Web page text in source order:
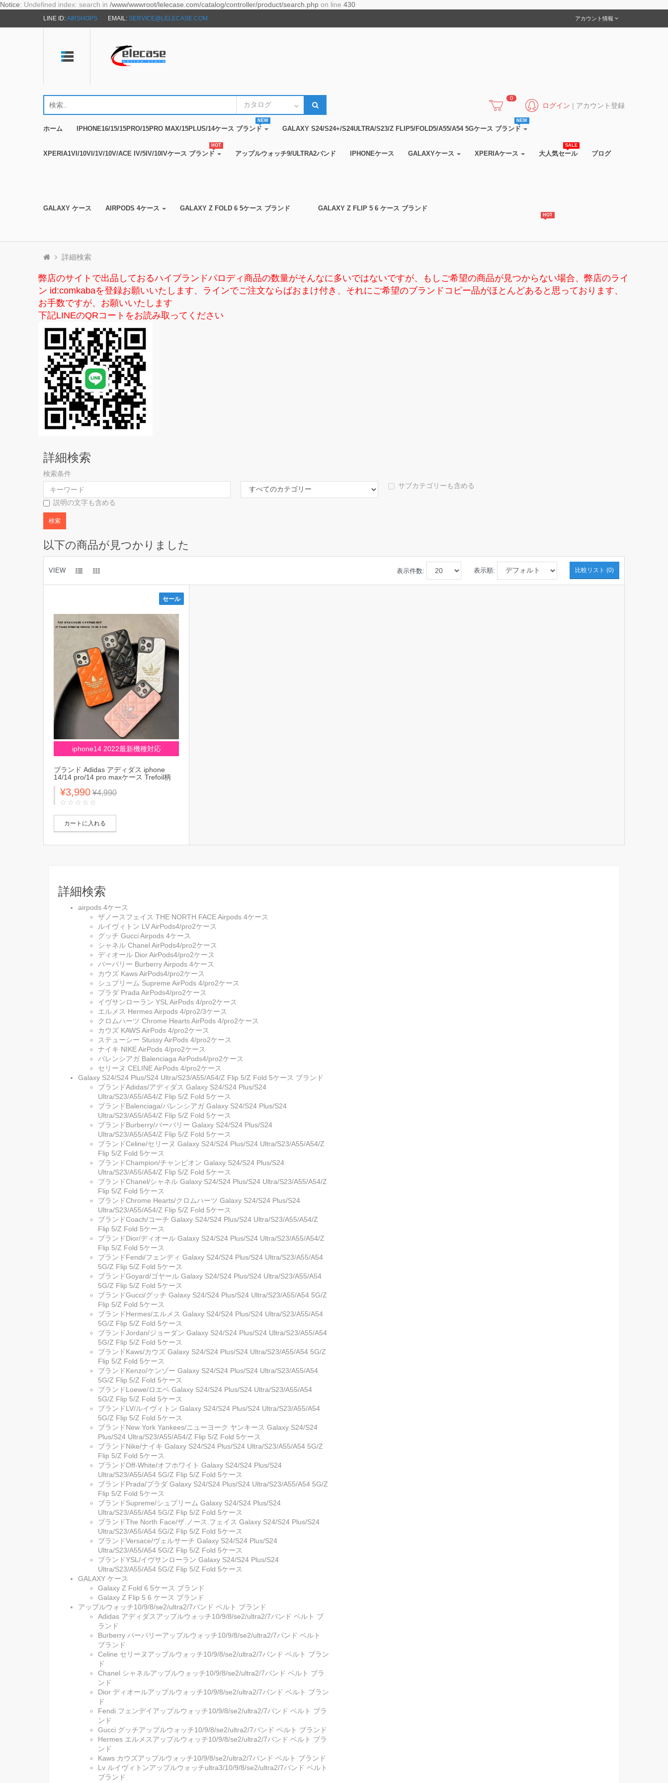
Notice: Undefined index: search in /www/wwwroot/lelecase.com/catalog/controller/product/search.php on line 430
LINE ID:AIRSHOPS EMAIL: SERVICE@LELECASE.COM アカウント情報
ログイン | アカウント登録
0
ホーム
NEW
IPHONE16/15/15PRO/15PRO MAX/15PLUS/14ケース ブランド
NEW
GALAXY S24/S24+/S24ULTRA/S23/Z FLIP5/FOLD5/A55/A54 5Gケース ブランド
HOT
XPERIA1VI/10VI/1V/10V/ACE IV/5IV/10IVケース ブランド アップルウォッチ9/ULTRA2バンド IPHONEケース GALAXYケース XPERIAケース
SALE
大人気セール ブログ
GALAXY ケース AIRPODS 4ケース GALAXY Z FOLD 6 5ケース ブランド GALAXY Z FLIP 5 6 ケース ブランド
HOT
詳細検索
弊店のサイトで出品しておるハイブランドパロディ商品の数量がそんなに多いではないですが、もしご希望の商品が見つからない場合、弊店のライ
ン id:comkabaを登録お願いいたします、ラインでご注文ならばおまけ付き、それにご希望のブランドコピー品がほとんどあると思っております、
お手数ですが、お願いいたします
下記LINEのQRコートをお読み取ってください
詳細検索
検索条件
サブカテゴリーも含める
説明の文字も含める
以下の商品が見つかりました
VIEW 比較リスト (0)
表示順:
表示件数:
セール
iphone14 2022最新機種対応
ブランド Adidas アディダス iphone
14/14 pro/14 pro maxケース Trefoil柄
レザー トレフォイル モノグラム ソフト
ジャケット型 アイフォン14/13/12カバ
ー 大人気 メンズ レディース
¥3,990 ¥4,990
カートに入れる
詳細検索
airpods 4ケース
ザノースフェイス THE NORTH FACE Airpods 4ケース
ルイヴィトン LV AirPods4/pro2ケース
グッチ Gucci Airpods 4ケース
シャネル Chanel AirPods4/pro2ケース
ディオール Dior AirPods4/pro2ケース
バーバリー Burberry Airpods 4ケース
カウズ Kaws AirPods4/pro2ケース
シュプリーム Supreme AirPods 4/pro2ケース
プラダ Prada AirPods4/pro2ケース
イヴサンローラン YSL AirPods 4/pro2ケース
エルメス Hermes Airpods 4/pro2/3ケース
クロムハーツ Chrome Hearts AirPods 4/pro2ケース
カウズ KAWS AirPods 4/pro2ケース
ステューシー Stussy AirPods 4/pro2ケース
ナイキ NIKE AirPods 4/pro2ケース
バレンシアガ Balenciaga AirPods4/pro2ケース
セリーヌ CELINE AirPods 4/pro2ケース
Galaxy S24/S24 Plus/S24 Ultra/S23/A55/A54/Z Flip 5/Z Fold 5ケース ブランド
ブランドAdidas/アディダス Galaxy S24/S24 Plus/S24
Ultra/S23/A55/A54/Z Flip 5/Z Fold 5ケース
ブランドBalenciaga/バレンシアガ Galaxy S24/S24 Plus/S24
Ultra/S23/A55/A54/Z Flip 5/Z Fold 5ケース
ブランドBurberry/バーバリー Galaxy S24/S24 Plus/S24
Ultra/S23/A55/A54/Z Flip 5/Z Fold 5ケース
ブランドCeline/セリーヌ Galaxy S24/S24 Plus/S24 Ultra/S23/A55/A54/Z
Flip 5/Z Fold 5ケース
ブランドChampion/チャンピオン Galaxy S24/S24 Plus/S24
Ultra/S23/A55/A54/Z Flip 5/Z Fold 5ケース
ブランドChanel/シャネル Galaxy S24/S24 Plus/S24 Ultra/S23/A55/A54/Z
Flip 5/Z Fold 5ケース
ブランドChrome Hearts/クロムハーツ Galaxy S24/S24 Plus/S24
Ultra/S23/A55/A54/Z Flip 5/Z Fold 5ケース
ブランドCoach/コーチ Galaxy S24/S24 Plus/S24 Ultra/S23/A55/A54/Z
Flip 5/Z Fold 5ケース
ブランドDior/ディオール Galaxy S24/S24 Plus/S24 Ultra/S23/A55/A54/Z
Flip 5/Z Fold 5ケース
ブランドFendi/フェンディ Galaxy S24/S24 Plus/S24 Ultra/S23/A55/A54
5G/Z Flip 5/Z Fold 5ケース
ブランドGoyard/ゴヤール Galaxy S24/S24 Plus/S24 Ultra/S23/A55/A54
5G/Z Flip 5/Z Fold 5ケース
ブランドGucci/グッチ Galaxy S24/S24 Plus/S24 Ultra/S23/A55/A54 5G/Z
Flip 5/Z Fold 5ケース
ブランドHermes/エルメス Galaxy S24/S24 Plus/S24 Ultra/S23/A55/A54
5G/Z Flip 5/Z Fold 5ケース
ブランドJordan/ジョーダン Galaxy S24/S24 Plus/S24 Ultra/S23/A55/A54
5G/Z Flip 5/Z Fold 5ケース
ブランドKaws/カウズ Galaxy S24/S24 Plus/S24 Ultra/S23/A55/A54 5G/Z
Flip 5/Z Fold 5ケース
ブランドKenzo/ケンゾー Galaxy S24/S24 Plus/S24 Ultra/S23/A55/A54
5G/Z Flip 5/Z Fold 5ケース
ブランドLoewe/ロエベ Galaxy S24/S24 Plus/S24 Ultra/S23/A55/A54
5G/Z Flip 5/Z Fold 5ケース
ブランドLV/ルイヴィトン Galaxy S24/S24 Plus/S24 Ultra/S23/A55/A54
5G/Z Flip 5/Z Fold 5ケース
ブランドNew York Yankees/ニューヨーク ヤンキース Galaxy S24/S24
Plus/S24 Ultra/S23/A55/A54/Z Flip 5/Z Fold 5ケース
ブランドNike/ナイキ Galaxy S24/S24 Plus/S24 Ultra/S23/A55/A54 5G/Z
Flip 5/Z Fold 5ケース
ブランドOff-White/オフホワイト Galaxy S24/S24 Plus/S24
Ultra/S23/A55/A54 5G/Z Flip 5/Z Fold 5ケース
ブランドPrada/プラダ Galaxy S24/S24 Plus/S24 Ultra/S23/A55/A54 5G/Z
Flip 5/Z Fold 5ケース
ブランドSupreme/シュプリーム Galaxy S24/S24 Plus/S24
Ultra/S23/A55/A54 5G/Z Flip 5/Z Fold 5ケース
ブランドThe North Face/ザ.ノース.フェイス Galaxy S24/S24 Plus/S24
Ultra/S23/A55/A54 5G/Z Flip 5/Z Fold 5ケース
ブランドVersace/ヴェルサーチ Galaxy S24/S24 Plus/S24
Ultra/S23/A55/A54 5G/Z Flip 5/Z Fold 5ケース
ブランドYSL/イヴサンローラン Galaxy S24/S24 Plus/S24
Ultra/S23/A55/A54 5G/Z Flip 5/Z Fold 5ケース
GALAXY ケース
Galaxy Z Fold 6 5ケース ブランド
Galaxy Z Flip 5 6 ケース ブランド
アップルウォッチ10/9/8/se2/ultra2/7バンド ベルト ブランド
Adidas アディダスアップルウォッチ10/9/8/se2/ultra2/7バンド ベルト ブ
ランド
Burberry バーバリーアップルウォッチ10/9/8/se2/ultra2/7バンド ベルト
ブランド
Celine セリーヌアップルウォッチ10/9/8/se2/ultra2/7バンド ベルト ブラン
ド
Chanel シャネルアップルウォッチ10/9/8/se2/ultra2/7バンド ベルト ブラ
ンド
Dior ディオールアップルウォッチ10/9/8/se2/ultra2/7バンド ベルト ブラン
ド
Fendi フェンデイアップルウォッチ10/9/8/se2/ultra2/7バンド ベルト ブラ
ンド
Gucci グッチアップルウォッチ10/9/8/se2/ultra2/7バンド ベルト ブランド
Hermes エルメスアップルウォッチ10/9/8/se2/ultra2/7バンド ベルト ブラ
ンド
Kaws カウズアップルウォッチ10/9/8/se2/ultra2/7バンド ベルト ブランド
Lv ルイヴィトンアップルウォッチultra3/10/9/8/se2/ultra2/7バンド ベルト
ブランド